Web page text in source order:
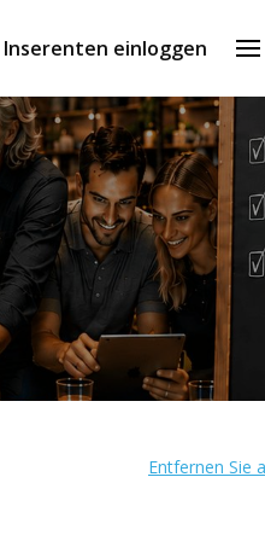
Inserenten einloggen
Entfernen Sie